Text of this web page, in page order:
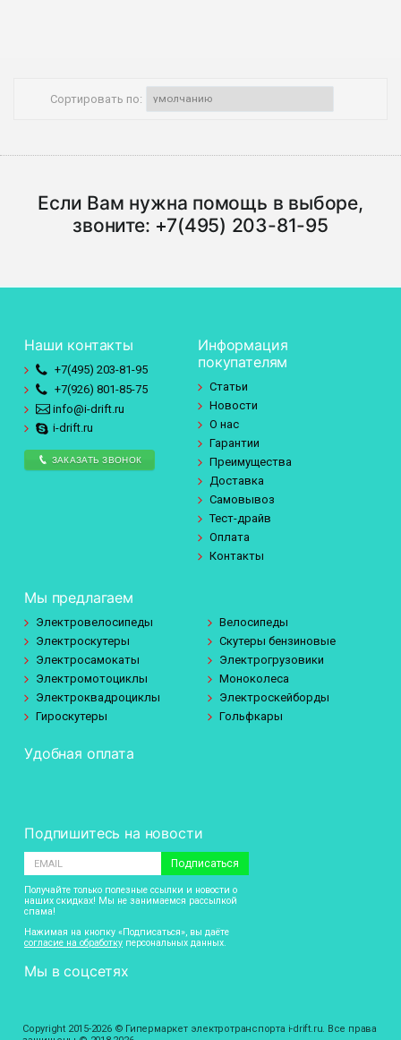
Сортировать по:
Если Вам нужна помощь в выборе,
звоните: +7(495) 203-81-95
Наши контакты
+7(495) 203-81-95
+7(926) 801-85-75
info@i-drift.ru
i-drift.ru
ЗАКАЗАТЬ ЗВОНОК
Информация
покупателям
Статьи
Новости
О нас
Гарантии
Преимущества
Доставка
Самовывоз
Тест-драйв
Оплата
Контакты
Мы предлагаем
Электровелосипеды
Велосипеды
Электроскутеры
Скутеры бензиновые
Электросамокаты
Электрогрузовики
Электромотоциклы
Моноколеса
Электроквадроциклы
Электроскейборды
Гироскутеры
Гольфкары
Удобная оплата
Подпишитесь на новости
Подписаться
Получайте только полезные ссылки и новости о
наших скидках! Мы не занимаемся рассылкой
спама!
Нажимая на кнопку «Подписаться», вы даёте
согласие на обработку персональных данных.
Мы в соцсетях
Copyright 2015-2026 © Гипермаркет электротранспорта i-drift.ru. Все права